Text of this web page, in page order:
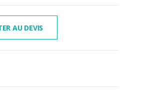
AU DEVIS